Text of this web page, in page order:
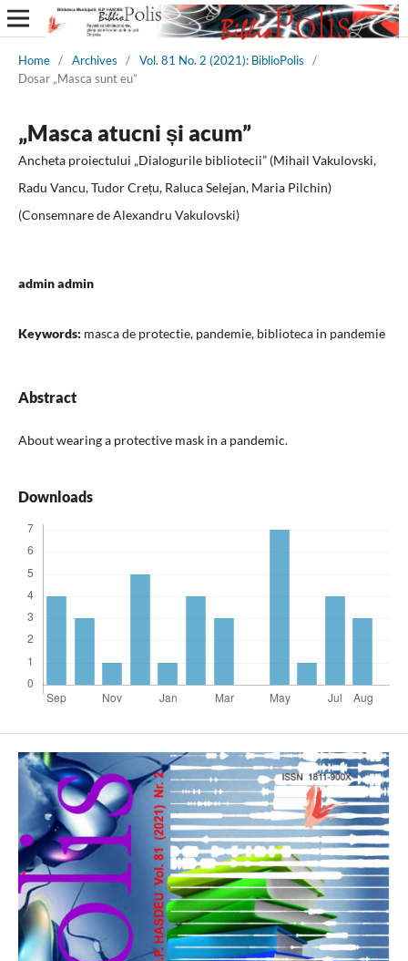
Home / Archives / Vol. 81 No. 2 (2021): BiblioPolis
/
Dosar „Masca sunt eu”
„Masca atucni și acum”
Ancheta proiectului „Dialogurile bibliotecii” (Mihail Vakulovski,
Radu Vancu, Tudor Crețu, Raluca Selejan, Maria Pilchin)
(Consemnare de Alexandru Vakulovski)
admin admin
Keywords: masca de protectie, pandemie, biblioteca in pandemie
Abstract
About wearing a protective mask in a pandemic.
Downloads